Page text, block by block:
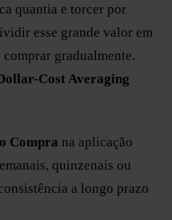
quantia e torcer por
esse grande valor em
comprar gradualmente.
Cost Averaging
Compra na aplicação
quinzenais ou
a longo prazo